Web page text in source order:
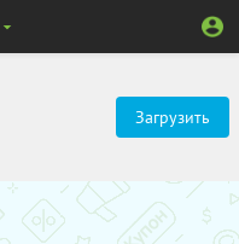
Загрузить